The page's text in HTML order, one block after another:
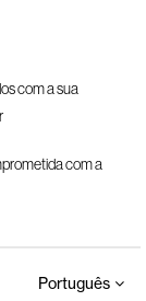
com a sua
com a
Português